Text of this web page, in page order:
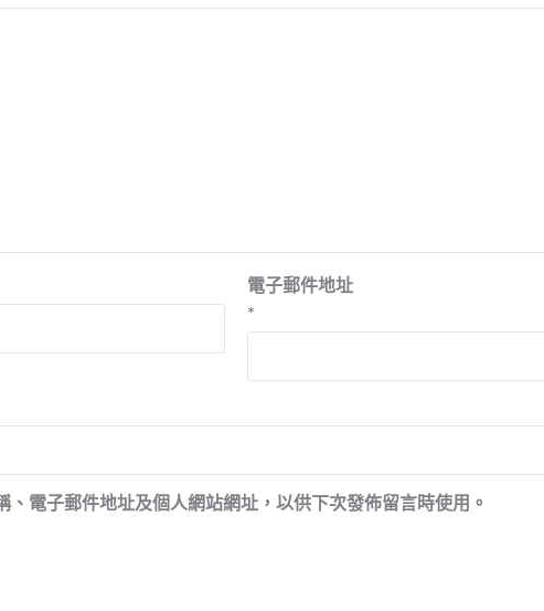
電子郵件地址
*
、電子郵件地址及個人網站網址，以供下次發佈留言時使用。